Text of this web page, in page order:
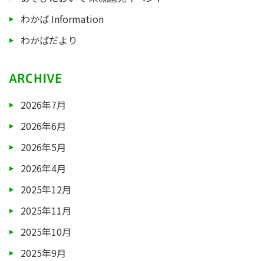
わかば Information
わかばだより
ARCHIVE
2026年7月
2026年6月
2026年5月
2026年4月
2025年12月
2025年11月
2025年10月
2025年9月